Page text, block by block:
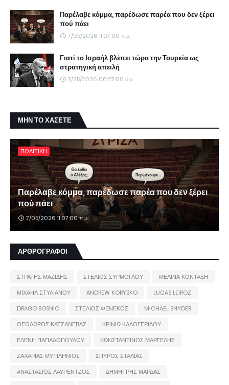
Παρέλαβε κόμμα, παρέδωσε παρέα που δεν ξέρει
πού πάει
7/05/2026 11:07:00 π.μ.
Γιατί το Ισραήλ βλέπει τώρα την Τουρκία ως
στρατηγική απειλή
7/25/2026 06:27:00 μ.μ.
ΜΗΝ ΤΟ ΧΑΣΕΤΕ
ΠΟΛΙΤΙΚΗ
Παρέλαβε κόμμα, παρέδωσε παρέα που δεν ξέρει
πού πάει
7/05/2026 11:07:00 π.μ.
ΑΡΘΡΟΓΡΑΦΟΙ
ΣΤΡΑΤΗΣ ΜΑΖΙΔΗΣ ΣΤΕΛΙΟΣ ΣΥΡΜΟΓΛΟΥ
ΜΕΛΙΝΑ ΚΟΝΤΑΞΗ
ΜΙΧΑΗΛ ΣΤΥΛΙΑΝΟΥ
ANDREW KORYBKO
LUCAS LEIROZ
DRAGO BOSNIC
ΣΤΕΛΙΟΣ ΦΕΝΕΚΟΣ
MICHAEL SNYDER
ΘΕΟΔΩΡΟΣ ΚΑΤΣΑΝΕΒΑΣ
ΚΡΙΝΙΩ ΚΑΛΟΓΕΡΙΔΟΥ
ΕΛΕΝΗ ΠΑΠΑΔΟΠΟΥΛΟΥ
ΚΩΝΣΤΑΝΤΙΝΟΣ ΜΑΡΓΕΛΗΣ
ΖΑΧΑΡΙΑΣ ΜΥΤΙΛΗΝΙΟΣ
ΣΠΥΡΟΣ ΣΤΑΛΙΑΣ
ΑΝΑΣΤΑΣΙΟΣ ΛΑΥΡΕΝΤΖΟΣ
ΔΗΜΗΤΡΗΣ ΜΑΡΔΑΣ